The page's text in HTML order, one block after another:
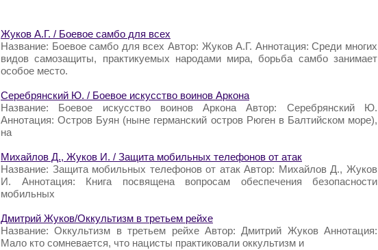
Жуков А.Г. / Боевое самбо для всех
Название: Боевое самбо для всех Автор: Жуков А.Г. Аннотация: Среди многих
видов самозащиты, практикуемых народами мира, борьба самбо занимает
особое место.
Серебрянский Ю. / Боевое искусство воинов Аркона
Название: Боевое искусство воинов Аркона Автор: Серебрянский Ю.
Аннотация: Остров Буян (ныне германский остров Рюген в Балтийском море),
на
Михайлов Д., Жуков И. / Защита мобильных телефонов от атак
Название: Защита мобильных телефонов от атак Автор: Михайлов Д., Жуков
И. Аннотация: Книга посвящена вопросам обеспечения безопасности
мобильных
Дмитрий Жуков/Оккультизм в третьем рейхе
Название: Оккультизм в третьем рейхе Автор: Дмитрий Жуков Аннотация:
Мало кто сомневается, что нацисты практиковали оккультизм и